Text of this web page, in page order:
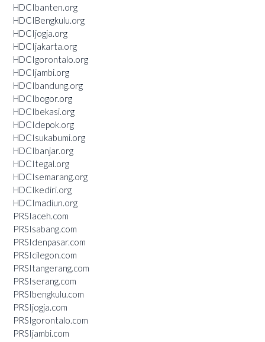
HDCIbanten.org
HDCIBengkulu.org
HDCIjogja.org
HDCIjakarta.org
HDCIgorontalo.org
HDCIjambi.org
HDCIbandung.org
HDCIbogor.org
HDCIbekasi.org
HDCIdepok.org
HDCIsukabumi.org
HDCIbanjar.org
HDCItegal.org
HDCIsemarang.org
HDCIkediri.org
HDCImadiun.org
PRSIaceh.com
PRSIsabang.com
PRSIdenpasar.com
PRSIcilegon.com
PRSItangerang.com
PRSIserang.com
PRSIbengkulu.com
PRSIjogja.com
PRSIgorontalo.com
PRSIjambi.com